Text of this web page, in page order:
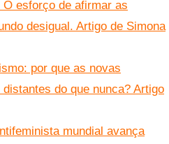
esforço de afirmar as
desigual. Artigo de Simona
por que as novas
do que nunca? Artigo
mundial avança